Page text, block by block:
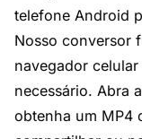
telefone Android
Nosso conversor
navegador
necessário. Abra
obtenha um MP4